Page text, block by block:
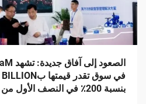
بنسبة 200٪ في النصف الأول من العام